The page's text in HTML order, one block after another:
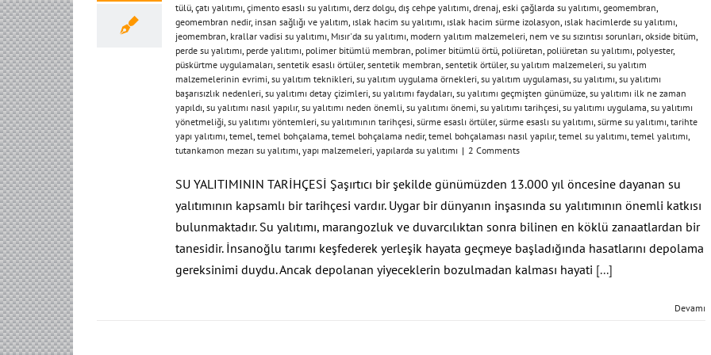
tülü, çatı yalıtımı, çimento esaslı su yalıtımı, derz dolgu, dış cehpe yalıtımı, drenaj, eski çağlarda su yalıtımı, geomembran,
geomembran nedir, insan sağlığı ve yalıtım, ıslak hacim su yalıtımı, ıslak hacim sürme izolasyon, ıslak hacimlerde su yalıtımı,
jeomembran, krallar vadisi su yalıtımı, Mısır'da su yalıtımı, modern yalıtım malzemeleri, nem ve su sızıntısı sorunları, okside bitüm,
perde su yalıtımı, perde yalıtımı, polimer bitümlü membran, polimer bitümlü örtü, poliüretan, poliüretan su yalıtımı, polyester,
püskürtme uygulamaları, sentetik esaslı örtüler, sentetik membran, sentetik örtüler, su yalıtım malzemeleri, su yalıtım
malzemelerinin evrimi, su yalıtım teknikleri, su yalıtım uygulama örnekleri, su yalıtım uygulaması, su yalıtımı, su yalıtımı
başarısızlık nedenleri, su yalıtımı detay çizimleri, su yalıtımı faydaları, su yalıtımı geçmişten günümüze, su yalıtımı ilk ne zaman
yapıldı, su yalıtımı nasıl yapılır, su yalıtımı neden önemli, su yalıtımı önemi, su yalıtımı tarihçesi, su yalıtımı uygulama, su yalıtımı
yönetmeliği, su yalıtımı yöntemleri, su yalıtımının tarihçesi, sürme esaslı örtüler, sürme esaslı su yalıtımı, sürme su yalıtımı, tarihte
yapı yalıtımı, temel, temel bohçalama, temel bohçalama nedir, temel bohçalaması nasıl yapılır, temel su yalıtımı, temel yalıtımı,
tutankamon mezarı su yalıtımı, yapı malzemeleri, yapılarda su yalıtımı | 2 Comments
SU YALITIMININ TARİHÇESİ Şaşırtıcı bir şekilde günümüzden 13.000 yıl öncesine dayanan su
yalıtımının kapsamlı bir tarihçesi vardır. Uygar bir dünyanın inşasında su yalıtımının önemli katkısı
bulunmaktadır. Su yalıtımı, marangozluk ve duvarcılıktan sonra bilinen en köklü zanaatlardan bir
tanesidir. İnsanoğlu tarımı keşfederek yerleşik hayata geçmeye başladığında hasatlarını depolama
gereksinimi duydu. Ancak depolanan yiyeceklerin bozulmadan kalması hayati [...]
Devamı